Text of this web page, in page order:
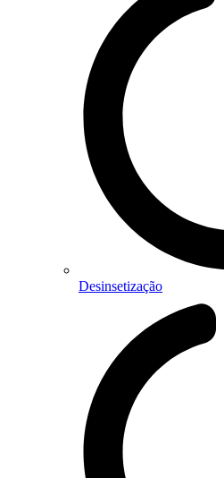
Desinsetização